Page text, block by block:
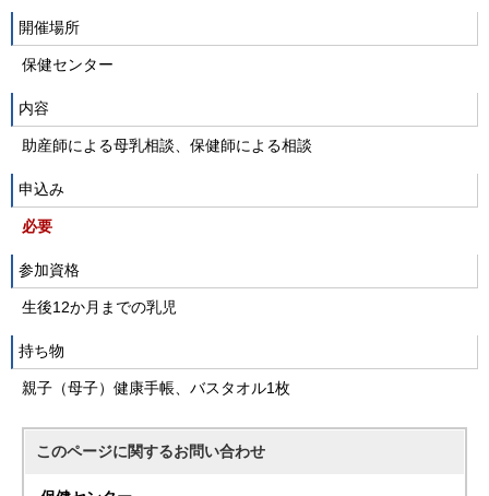
開催場所
保健センター
内容
助産師による母乳相談、保健師による相談
申込み
必要
参加資格
生後12か月までの乳児
持ち物
親子（母子）健康手帳、バスタオル1枚
このページに関するお問い合わせ